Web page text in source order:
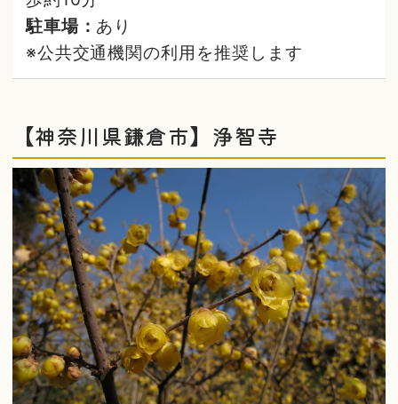
駐車場： あり
※公共交通機関の利用を推奨します
【神奈川県鎌倉市】浄智寺